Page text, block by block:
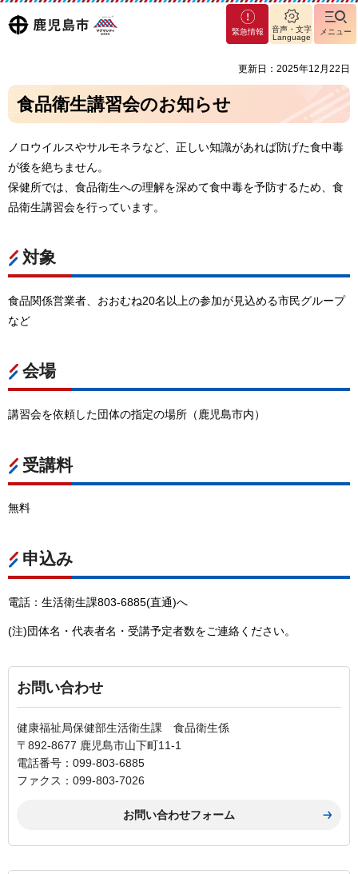
鹿児島
マグ
マシ
緊急情報
音声・文字
Language
メニュー
更新日：2025年12月22日
食品衛生講習会のお知らせ
ノロウイルスやサルモネラなど、正しい知識があれば防げた食中毒
が後を絶ちません。
保健所では、食品衛生への理解を深めて食中毒を予防するため、食
品衛生講習会を行っています。
対象
食品関係営業者、おおむね20名以上の参加が見込める市民グループ
など
会場
講習会を依頼した団体の指定の場所（鹿児島市内）
受講料
無料
申込み
電話：生活衛生課803-6885(直通)へ
(注)団体名・代表者名・受講予定者数をご連絡ください。
お問い合わせ
健康福祉局保健部生活衛生課 食品衛生係
〒892-8677 鹿児島市山下町11-1
電話番号：099-803-6885
ファクス：099-803-7026